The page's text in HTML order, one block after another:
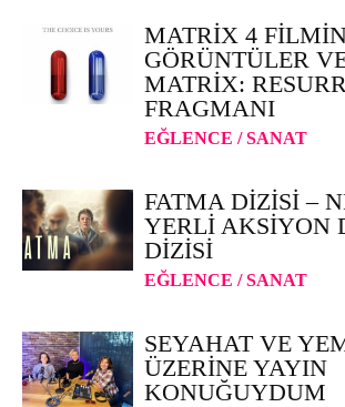
MATRIX 4
GÖRÜNTÜLER
MATRIX:
FRAGMANI
EĞLENCE / SANAT
FATMA DIZISI –
YERLI AKSIYON
DIZISI
EĞLENCE / SANAT
SEYAHAT VE
ÜZERINE YAYIN
KONUĞUYDUM